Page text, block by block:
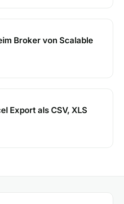
Broker von Scalable Capital
Broker von Scalable
als CSV, XLS oder PDF?
Export als CSV, XLS